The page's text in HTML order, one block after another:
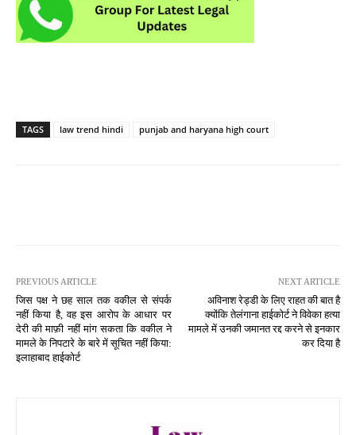
TAGS law trend hindi punjab and haryana high court
PREVIOUS ARTICLE
जिस पक्ष ने छह साल तक वकील से संपर्क
नहीं किया है, वह इस आरोप के आधार पर
देरी की माफ़ी नहीं मांग सकता कि वकील ने
मामले के निपटारे के बारे में सूचित नहीं किया:
इलाहाबाद हाईकोर्ट
NEXT ARTICLE
अविनाश रेड्डी के लिए राहत की बात है
क्योंकि तेलंगाना हाईकोर्ट ने विवेका हत्या
मामले में उनकी जमानत रद्द करने से इनकार
कर दिया है